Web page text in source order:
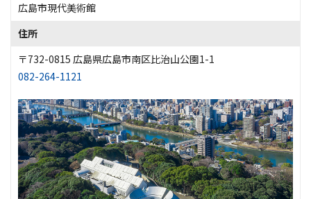
広島市現代美術館
住所
〒732-0815 広島県広島市南区比治山公園1-1
082-264-1121